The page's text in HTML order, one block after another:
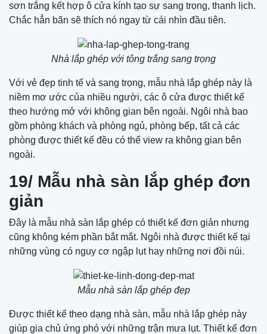
sơn trắng kết hợp ô cửa kính tạo sự sang trọng, thanh lịch.
Chắc hẳn bãn sẽ thích nó ngay từ cái nhìn đầu tiên.
Nhà lắp ghép với tông trắng sang trọng
Với vẻ đẹp tinh tế và sang trọng, mẫu nhà lắp ghép này là
niềm mơ ước của nhiều người, các ô cửa được thiết kế
theo hướng mở với không gian bên ngoài. Ngôi nhà bao
gồm phòng khách và phòng ngủ, phòng bếp, tất cả các
phòng được thiết kế đều có thể view ra không gian bên
ngoài.
19/ Mẫu nhà sàn lắp ghép đơn
giản
Đây là mẫu nhà sàn lắp ghép có thiết kế đơn giản nhưng
cũng không kém phần bắt mắt. Ngôi nhà được thiết kế tại
những vùng có nguy cơ ngập lụt hay những nơi đồi núi.
Mẫu nhà sàn lắp ghép đẹp
Được thiết kế theo dạng nhà sàn, mẫu nhà lắp ghép này
giúp gia chủ ứng phó với những trận mưa lụt. Thiết kế đơn